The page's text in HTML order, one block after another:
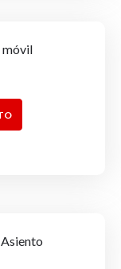
móvil